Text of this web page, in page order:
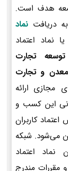
هدف است.
دریافت نماد
نماد اعتماد
تجارت
معدن و تجارت
مجازی ارائه
این کسب و
کاربران
می‌شود. شبکه
نماد اعتماد
مقررات مندرج